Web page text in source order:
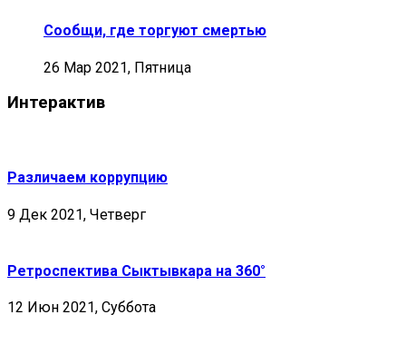
Сообщи, где торгуют смертью
26 Мар 2021, Пятница
Интерактив
Различаем коррупцию
9 Дек 2021, Четверг
Ретроспектива Сыктывкара на 360°
12 Июн 2021, Суббота